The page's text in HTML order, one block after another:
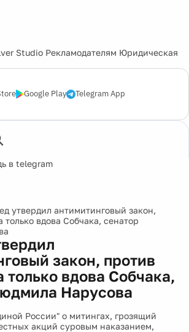
Studio Рекламодателям Юридическая
Google Play Telegram App
утвердил антимитинговый закон,
только вдова Собчака, сенатор
закон, против
только вдова Собчака,
Нарусова
России" о митингах, грозящий
акций суровым наказанием,